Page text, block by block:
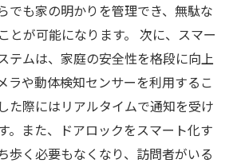
でも家の明かりを管理でき、無駄な
とが可能になります。 次に、スマー
テムは、家庭の安全性を格段に向上
ラや動体検知センサーを利用するこ
た際にはリアルタイムで通知を受け
。また、ドアロックをスマート化す
歩く必要もなくなり、訪問者がいる